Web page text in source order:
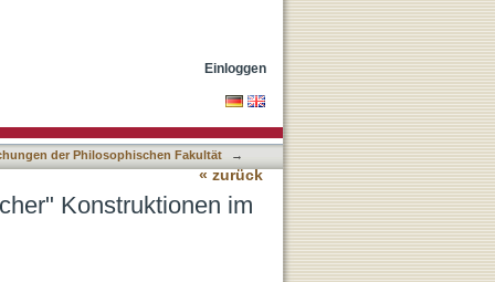
Einloggen
der Philosophischen Fakultät →
« zurück
Konstruktionen im